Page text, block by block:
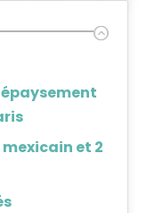
et 2